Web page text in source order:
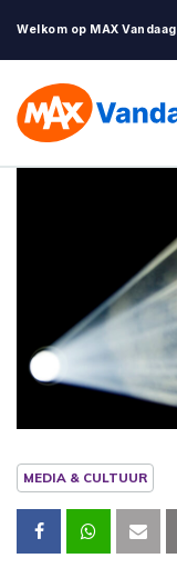
Welkom op MAX Vandaag
MEDIA & CULTUUR